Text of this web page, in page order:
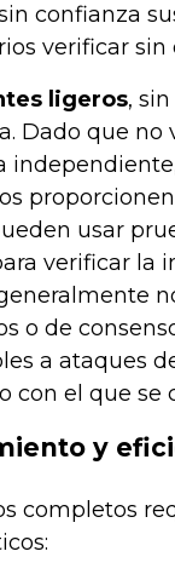
confianza
verificar sin
ligeros,
Dado que no
usar
verificar la
o de
a ataques
con el que se
y
completos